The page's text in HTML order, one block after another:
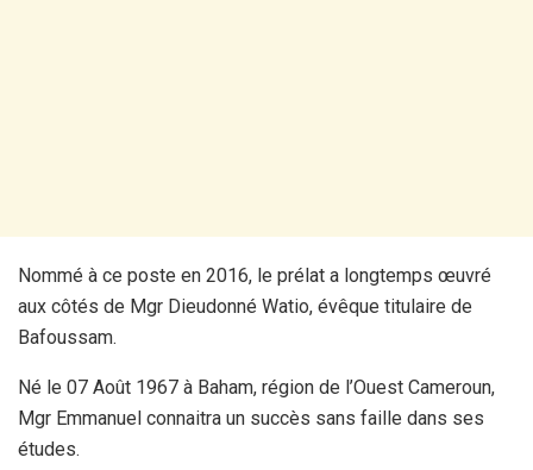
Nommé à ce poste en 2016, le prélat a longtemps œuvré
aux côtés de Mgr Dieudonné Watio, évêque titulaire de
Bafoussam.
Né le 07 Août 1967 à Baham, région de l’Ouest Cameroun,
Mgr Emmanuel connaitra un succès sans faille dans ses
études.